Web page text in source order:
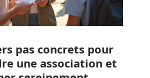
pas concrets pour
une association et